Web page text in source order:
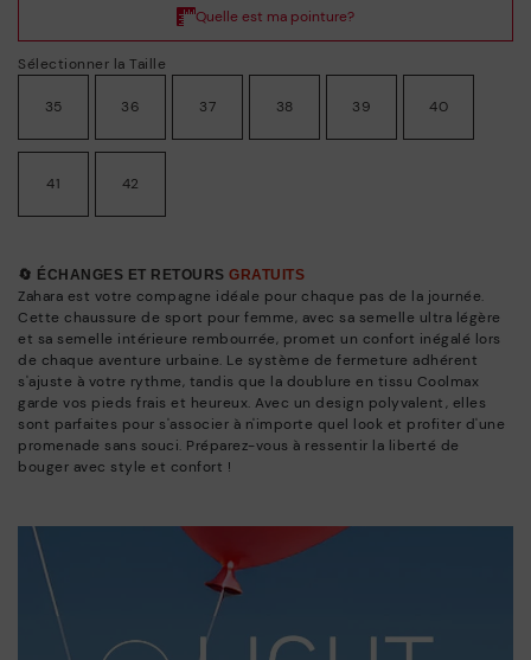
Sélectionner la Taille
35 36 37 38 39 40
41 42
🔄 ÉCHANGES ET RETOURS GRATUITS
Zahara est votre compagne idéale pour chaque pas de la journée.
Cette chaussure de sport pour femme, avec sa semelle ultra légère
et sa semelle intérieure rembourrée, promet un confort inégalé lors
de chaque aventure urbaine. Le système de fermeture adhérent
s'ajuste à votre rythme, tandis que la doublure en tissu Coolmax
garde vos pieds frais et heureux. Avec un design polyvalent, elles
sont parfaites pour s'associer à n'importe quel look et profiter d'une
promenade sans souci. Préparez-vous à ressentir la liberté de
bouger avec style et confort !